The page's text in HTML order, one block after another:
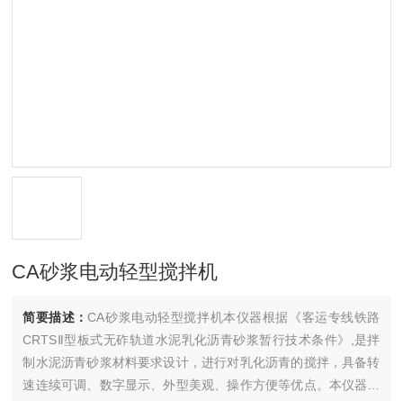
CA砂浆电动轻型搅拌机
简要描述：CA砂浆电动轻型搅拌机本仪器根据《客运专线铁路
CRTSⅡ型板式无砟轨道水泥乳化沥青砂浆暂行技术条件》,是拌
制水泥沥青砂浆材料要求设计，进行对乳化沥青的搅拌，具备转
速连续可调、数字显示、外型美观、操作方便等优点。本仪器和